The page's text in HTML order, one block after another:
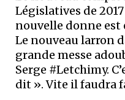
Législatives de
nouvelle donne est
Le nouveau larron
grande messe
Serge #Letchimy.
dit ». Vite il faudra